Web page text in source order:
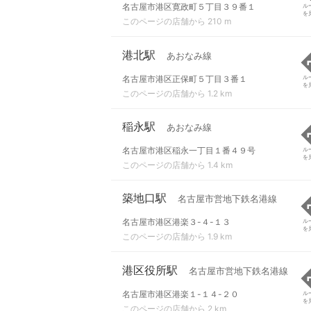
名古屋市港区寛政町５丁目３９番１
このページの店舗から 210 m
ル
を
港北駅 あおなみ線
名古屋市港区正保町５丁目３番１
このページの店舗から 1.2 km
ル
を
稲永駅 あおなみ線
名古屋市港区稲永一丁目１番４９号
このページの店舗から 1.4 km
ル
を
築地口駅 名古屋市営地下鉄名港線
名古屋市港区港楽３-４-１３
このページの店舗から 1.9 km
ル
を
港区役所駅 名古屋市営地下鉄名港線
名古屋市港区港楽１-１４-２０
このページの店舗から 2 km
ル
を